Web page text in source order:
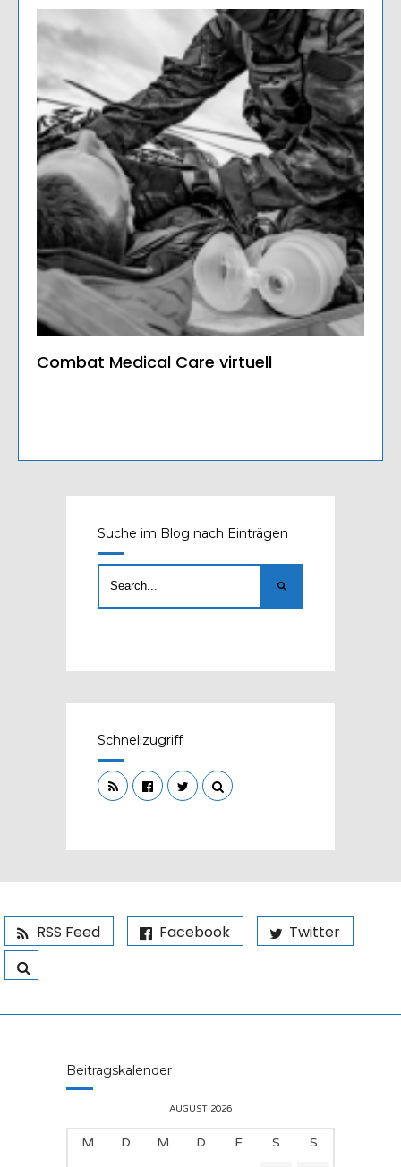
Combat Medical Care virtuell
Suche im Blog nach Einträgen
Schnellzugriff
RSS Feed Facebook Twitter
Beitragskalender
AUGUST 2026
M D M D F S
S